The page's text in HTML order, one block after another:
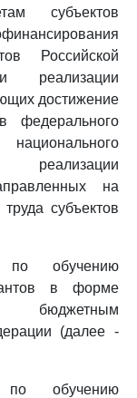
субъектов
Российской
реализации
достижение
федерального
на
субъектов
по обучению
в форме
бюджетным
(далее -
по обучению